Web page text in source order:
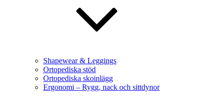
Shapewear & Leggings
Ortopediska stöd
Ortopediska skoinlägg
Ergonomi – Rygg, nack och sittdynor